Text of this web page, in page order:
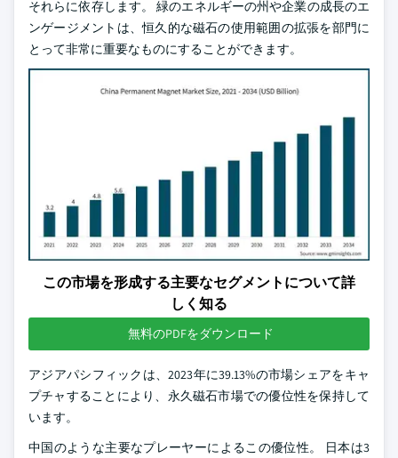
それらに依存します。 緑のエネルギーの州や企業の成長のエ
ンゲージメントは、恒久的な磁石の使用範囲の拡張を部門に
とって非常に重要なものにすることができます。
この市場を形成する主要なセグメントについて詳
しく知る
無料のPDFをダウンロード
アジアパシフィックは、2023年に39.13%の市場シェアをキャ
プチャすることにより、永久磁石市場での優位性を保持して
います。
中国のような主要なプレーヤーによるこの優位性。 日本は3